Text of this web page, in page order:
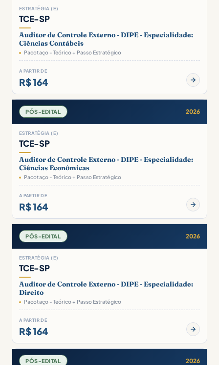
ESTRATÉGIA (E)
TCE-SP
Auditor de Controle Externo - DIPE - Especialidade:
Ciências Contábeis
Pacotaço - Teórico + Passo Estratégico
A PARTIR DE
R$ 164
PÓS-EDITAL 2026
ESTRATÉGIA (E)
TCE-SP
Auditor de Controle Externo - DIPE - Especialidade:
Ciências Econômicas
Pacotaço - Teórico + Passo Estratégico
A PARTIR DE
R$ 164
PÓS-EDITAL 2026
ESTRATÉGIA (E)
TCE-SP
Auditor de Controle Externo - DIPE - Especialidade:
Direito
Pacotaço - Teórico + Passo Estratégico
A PARTIR DE
R$ 164
PÓS-EDITAL 2026